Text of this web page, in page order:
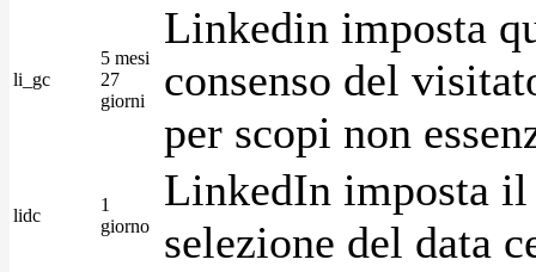
li_gc
5 mesi
27
giorni
Linkedin imposta
consenso del
per scopi non
lidc
1
giorno
LinkedIn imposta
selezione del data